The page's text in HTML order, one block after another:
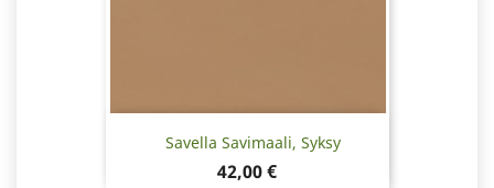
Savella Savimaali, Syksy
Hinta
42,00 €